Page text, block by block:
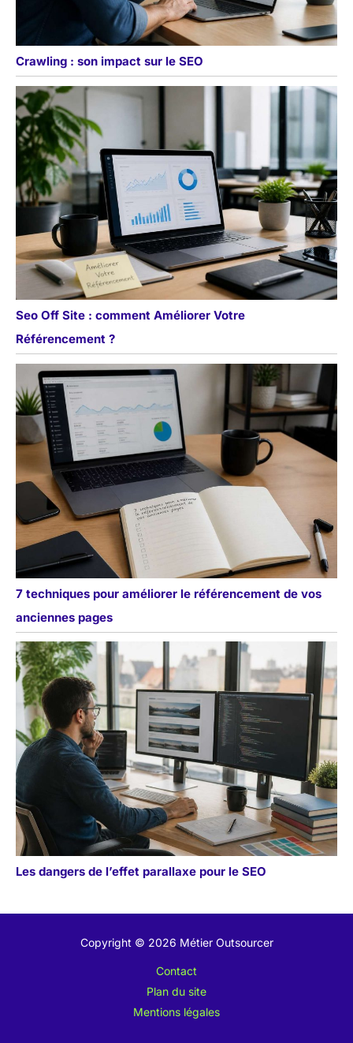
Crawling : son impact sur le SEO
Seo Off Site : comment Améliorer Votre
Référencement ?
7 techniques pour améliorer le référencement de vos
anciennes pages
Les dangers de l’effet parallaxe pour le SEO
Copyright © 2026 Métier Outsourcer
Contact
Plan du site
Mentions légales